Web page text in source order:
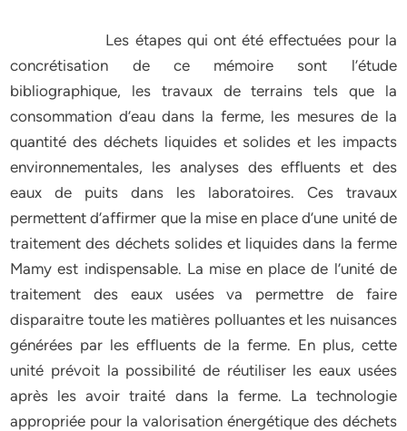
Les étapes qui ont été effectuées pour la
concrétisation de ce mémoire sont l’étude
bibliographique, les travaux de terrains tels que la
consommation d’eau dans la ferme, les mesures de la
quantité des déchets liquides et solides et les impacts
environnementales, les analyses des effluents et des
eaux de puits dans les laboratoires. Ces travaux
permettent d’affirmer que la mise en place d’une unité de
traitement des déchets solides et liquides dans la ferme
Mamy est indispensable. La mise en place de l’unité de
traitement des eaux usées va permettre de faire
disparaitre toute les matières polluantes et les nuisances
générées par les effluents de la ferme. En plus, cette
unité prévoit la possibilité de réutiliser les eaux usées
après les avoir traité dans la ferme. La technologie
appropriée pour la valorisation énergétique des déchets